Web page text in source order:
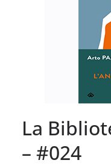
La
– #024